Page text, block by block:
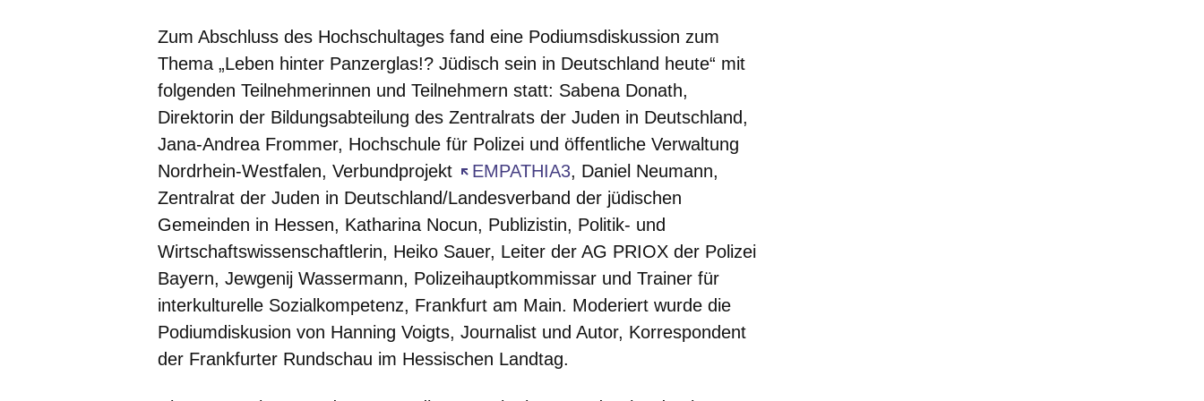
Zum Abschluss des Hochschultages fand eine Podiumsdiskussion zum
Thema „Leben hinter Panzerglas!? Jüdisch sein in Deutschland heute“ mit
folgenden Teilnehmerinnen und Teilnehmern statt: Sabena Donath,
Direktorin der Bildungsabteilung des Zentralrats der Juden in Deutschland,
Jana-Andrea Frommer, Hochschule für Polizei und öffentliche Verwaltung
Nordrhein-Westfalen, Verbundprojekt
EMPATHIA3
Öffnet sich in einem neuen Fenster
, Daniel Neumann,
Zentralrat der Juden in Deutschland/Landesverband der jüdischen
Gemeinden in Hessen, Katharina Nocun, Publizistin, Politik- und
Wirtschaftswissenschaftlerin, Heiko Sauer, Leiter der AG PRIOX der Polizei
Bayern, Jewgenij Wassermann, Polizeihauptkommissar und Trainer für
interkulturelle Sozialkompetenz, Frankfurt am Main. Moderiert wurde die
Podiumdiskusion von Hanning Voigts, Journalist und Autor, Korrespondent
der Frankfurter Rundschau im Hessischen Landtag.